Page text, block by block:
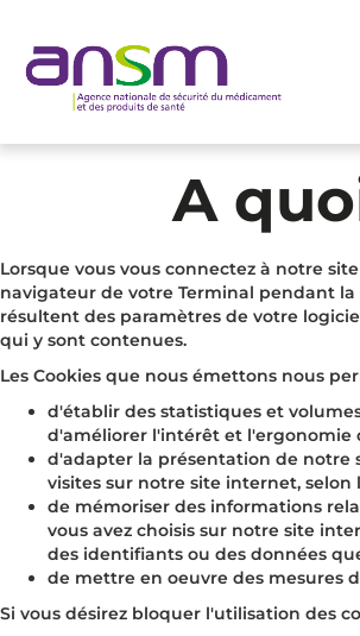
A
Lorsque vous vous connectez à notre
navigateur de votre Terminal pendant la
résultent des paramètres de votre
qui y sont contenues.
Les Cookies que nous émettons nous
d'établir des statistiques et
d'améliorer l'intérêt et l'ergonomie
d'adapter la présentation de notre
visites sur notre site internet,
de mémoriser des informations
vous avez choisis sur notre site
des identifiants ou des données
de mettre en oeuvre des mesures
Si vous désirez bloquer l'utilisation des